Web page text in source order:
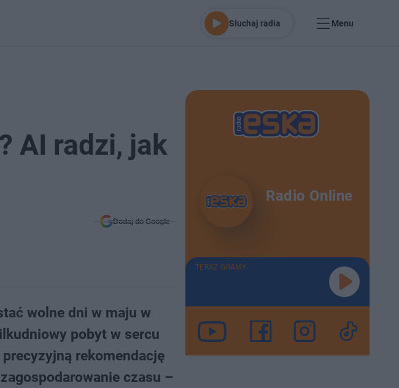
Słuchaj radia Menu
AI radzi, jak
Dodaj do Google
wolne dni w maju w
pobyt w sercu
rekomendację
czasu –
Radio Online
TERAZ GRAMY